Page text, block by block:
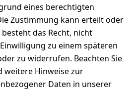
eines berechtigten
Zustimmung kann erteilt oder
das Recht, nicht
zu einem späteren
zu widerrufen. Beachten Sie
weitere Hinweise zur
Daten in unserer
Zahlungsm
öglichkeite
n
Vorkasse
PayPal
Versanddie
nstleister
Post